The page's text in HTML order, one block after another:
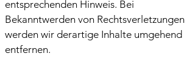
entsprechenden Hinweis. Bei
Bekanntwerden von Rechtsverletzungen
werden wir derartige Inhalte umgehend
entfernen.